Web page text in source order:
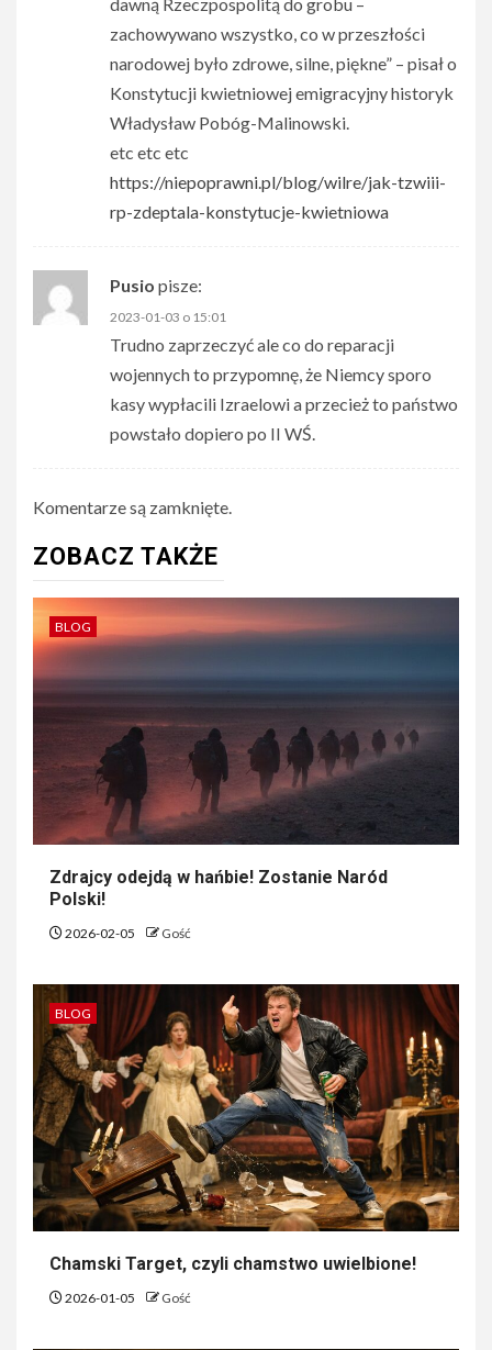
zachowywano wszystko, co w przeszłości
narodowej było zdrowe, silne, piękne” – pisał o
Konstytucji kwietniowej emigracyjny historyk
Władysław Pobóg-Malinowski.
etc etc etc
https://niepoprawni.pl/blog/wilre/jak-tzwiii-
rp-zdeptala-konstytucje-kwietniowa
Pusio pisze:
2023-01-03 o 15:01
Trudno zaprzeczyć ale co do reparacji
wojennych to przypomnę, że Niemcy sporo
kasy wypłacili Izraelowi a przecież to państwo
powstało dopiero po II WŚ.
Komentarze są zamknięte.
ZOBACZ TAKŻE
BLOG
Zdrajcy odejdą w hańbie! Zostanie Naród
Polski!
2026-02-05 Gość
BLOG
Chamski Target, czyli chamstwo uwielbione!
2026-01-05 Gość